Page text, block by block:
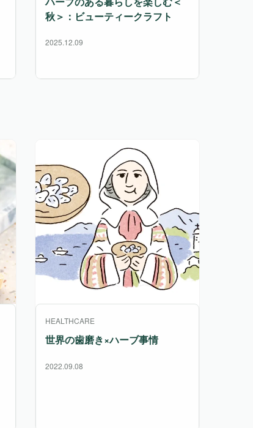
秋＞：ビューティークラフト
2025.12.09
HEALTHCARE
世界の歯磨き×ハーブ事情
2022.09.08